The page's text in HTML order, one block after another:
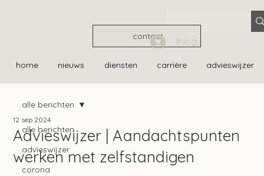
contact
home nieuws diensten carrière advieswijzer
Inloggen
alle berichten
advieswijzer
corona
alle berichten
Advieswijzer | Aandachtspunten
werken met zelfstandigen
12 sep 2024